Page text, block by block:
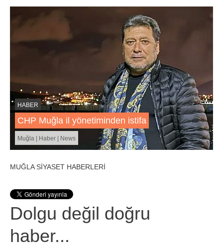
HABER
CHP Muğla il yönetiminden istifa
Muğla | Haber | News
MUĞLA SİYASET HABERLERİ
Dolgu değil doğru
haber...